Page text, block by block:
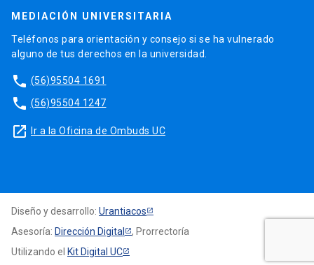
MEDIACIÓN UNIVERSITARIA
Teléfonos para orientación y consejo si se ha vulnerado
alguno de tus derechos en la universidad.
phone (56)95504 1691
phone (56)95504 1247
launch Ir a la Oficina de Ombuds UC
Diseño y desarrollo: Urantiacos
Asesoría: Dirección Digital
, Prorrectoría
Utilizando el Kit Digital UC